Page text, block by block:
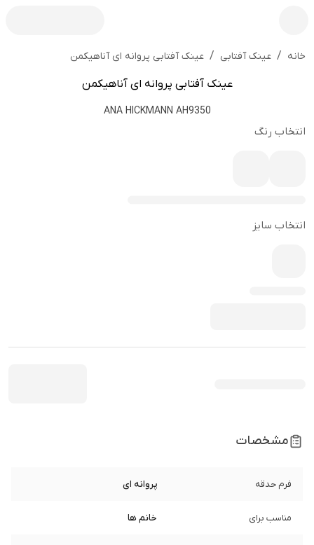
خانه / عینک آفتابی / عینک آفتابی پروانه ای آناهیکمن
عینک آفتابی پروانه ای آناهیکمن
ANA HICKMANN AH9350
انتخاب رنگ
انتخاب سایز
مشخصات
فرم حدقه پروانه ای
مناسب برای خانم ها